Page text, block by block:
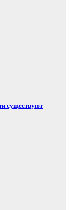
существуют